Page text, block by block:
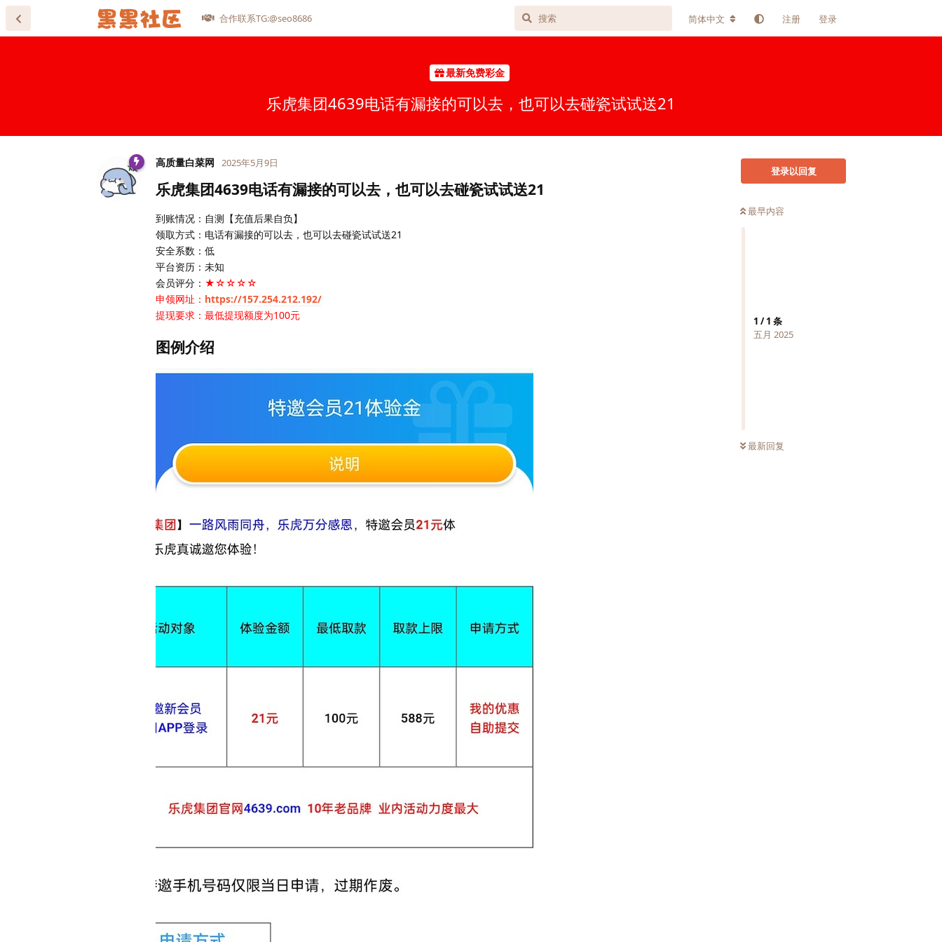
合作联系TG:@seo8686 简体中文 注册 登录
最新免费彩金
乐虎集团4639电话有漏接的可以去，也可以去碰瓷试试送21
登录以回复
最早内容
1 /1 条
五月 2025
最新回复
高质量白菜网 2025年5月9日
乐虎集团4639电话有漏接的可以去，也可以去碰瓷试试送21
到账情况：自测【充值后果自负】
领取方式：电话有漏接的可以去，也可以去碰瓷试试送21
安全系数：低
平台资历：未知
会员评分： ★☆☆☆☆
申领网址： https://157.254.212.192/
提现要求：最低提现额度为100元
图例介绍